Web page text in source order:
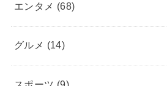
エンタメ (68)
グルメ (14)